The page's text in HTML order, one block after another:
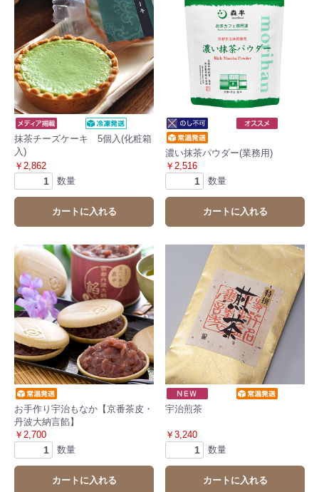
抹茶チーズケーキ 5個入(化粧箱
入)
￥2,862
数量
カートに入れる
濃い抹茶パウダー(業務用)
￥2,516
数量
カートに入れる
お手作り宇治もなか【京番茶皮・
丹波大納言餡】
￥2,700
数量
カートに入れる
宇治煎茶
￥3,240
数量
カートに入れる